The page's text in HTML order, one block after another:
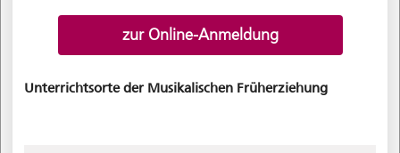
zur Online-Anmeldung
Unterrichtsorte der Musikalischen Früherziehung